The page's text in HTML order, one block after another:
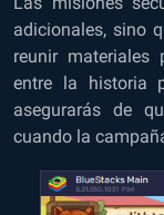
adicionales, sino
reunir materiales
entre la historia
asegurarás de
cuando la